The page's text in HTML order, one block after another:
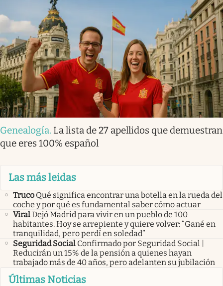
Genealogía. La lista de 27 apellidos que demuestran
que eres 100% español
Las más leidas
Truco Qué significa encontrar una botella en la rueda del
coche y por qué es fundamental saber cómo actuar
ViralDejó Madrid para vivir en un pueblo de 100
habitantes. Hoy se arrepiente y quiere volver: “Gané en
tranquilidad, pero perdí en soledad”
Seguridad Social Confirmado por Seguridad Social |
Reducirán un 15% de la pensión a quienes hayan
trabajado más de 40 años, pero adelanten su jubilación
Últimas Noticias